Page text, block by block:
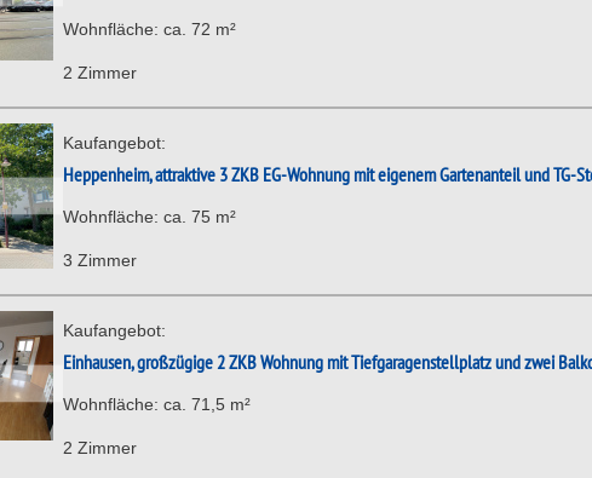
Wohnfläche: ca. 72 m²
2 Zimmer
Kaufangebot:
Heppenheim, attraktive 3 ZKB EG-Wohnung mit eigenem Gartenanteil und TG-
Wohnfläche: ca. 75 m²
3 Zimmer
Kaufangebot:
Einhausen, großzügige 2 ZKB Wohnung mit Tiefgaragenstellplatz und zwei
Wohnfläche: ca. 71,5 m²
2 Zimmer